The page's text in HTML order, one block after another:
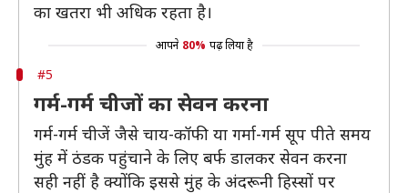
का खतरा भी अधिक रहता है।
आपने 80% पढ़ लिया है
#5
गर्म-गर्म चीजों का सेवन करना
गर्म-गर्म चीजें जैसे चाय-कॉफी या गर्मा-गर्म सूप पीते समय
मुंह में ठंडक पहुंचाने के लिए बर्फ डालकर सेवन करना
सही नहीं है क्योंकि इससे मुंह के अंदरूनी हिस्सों पर